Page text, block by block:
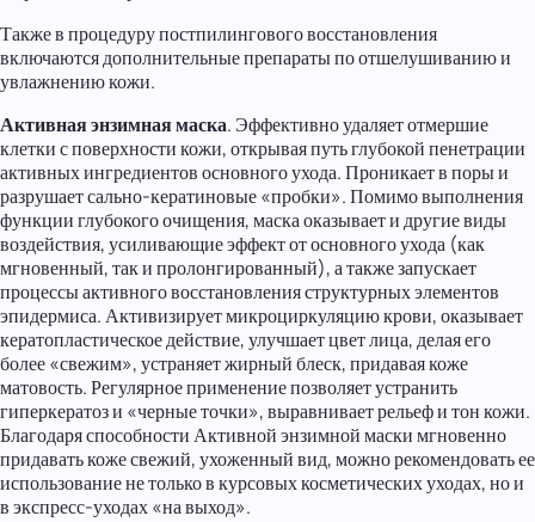
Также в процедуру постпилингового восстановления
включаются дополнительные препараты по отшелушиванию и
увлажнению кожи.
Активная энзимная маска. Эффективно удаляет отмершие
клетки с поверхности кожи, открывая путь глубокой пенетрации
активных ингредиентов основного ухода. Проникает в поры и
разрушает сально-кератиновые «пробки». Помимо выполнения
функции глубокого очищения, маска оказывает и другие виды
воздействия, усиливающие эффект от основного ухода (как
мгновенный, так и пролонгированный), а также запускает
процессы активного восстановления структурных элементов
эпидермиса. Активизирует микроциркуляцию крови, оказывает
кератопластическое действие, улучшает цвет лица, делая его
более «свежим», устраняет жирный блеск, придавая коже
матовость. Регулярное применение позволяет устранить
гиперкератоз и «черные точки», выравнивает рельеф и тон кожи.
Благодаря способности Активной энзимной маски мгновенно
придавать коже свежий, ухоженный вид, можно рекомендовать ее
использование не только в курсовых косметических уходах, но и
в экспресс-уходах «на выход».